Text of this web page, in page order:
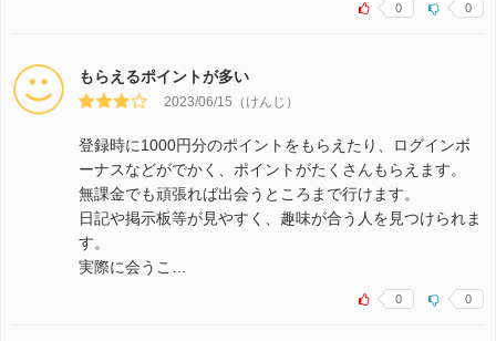
0 0
もらえるポイントが多い
2023/06/15（けんじ）
登録時に1000円分のポイントをもらえたり、ログインボ
ーナスなどがでかく、ポイントがたくさんもらえます。
無課金でも頑張れば出会うところまで行けます。
日記や掲示板等が見やすく、趣味が合う人を見つけられま
す。
実際に会うこ…
0 0